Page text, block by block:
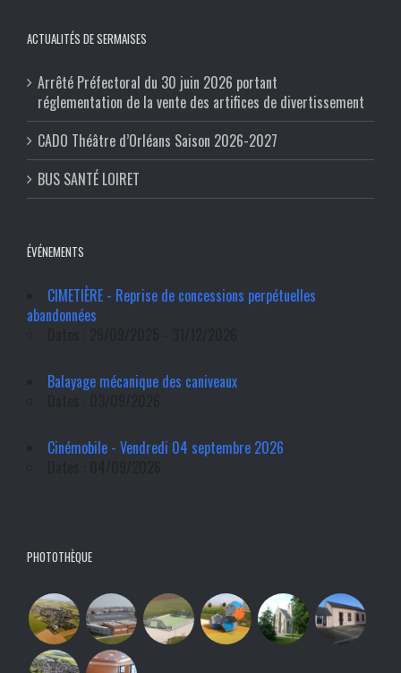
ACTUALITÉS DE SERMAISES
Arrêté Préfectoral du 30 juin 2026 portant
réglementation de la vente des artifices de divertissement
CADO Théâtre d’Orléans Saison 2026-2027
BUS SANTÉ LOIRET
ÉVÉNEMENTS
CIMETIÈRE - Reprise de concessions perpétuelles
abandonnées
Balayage mécanique des caniveaux
Cinémobile - Vendredi 04 septembre 2026
PHOTOTHÈQUE